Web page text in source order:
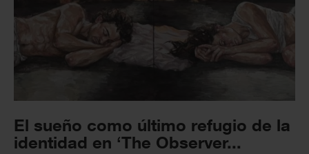
El sueño como último refugio de la
identidad en ‘The Observer...